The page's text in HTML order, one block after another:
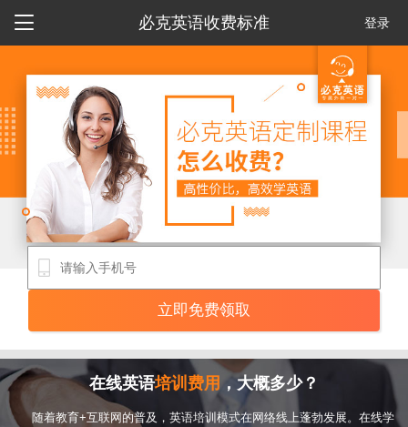
 必克英语收费标准 登录
在线英语培训费用 ，大概多少？
随着教育+互联网的普及，英语培训模式在网络线上蓬勃发展。在线学